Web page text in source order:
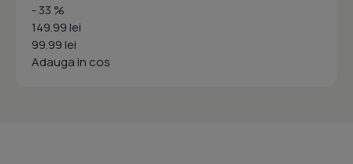
- 33 %
149.99 lei
99.99 lei
Adauga in cos